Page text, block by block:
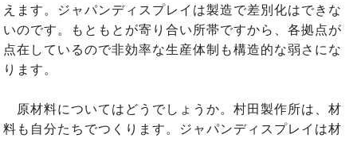
えます。ジャパンディスプレイは製造で差別化はできな
いのです。もともとが寄り合い所帯ですから、各拠点が
点在しているので非効率な生産体制も構造的な弱さにな
ります。
原材料についてはどうでしょうか。村田製作所は、材
料も自分たちでつくります。ジャパンディスプレイは材